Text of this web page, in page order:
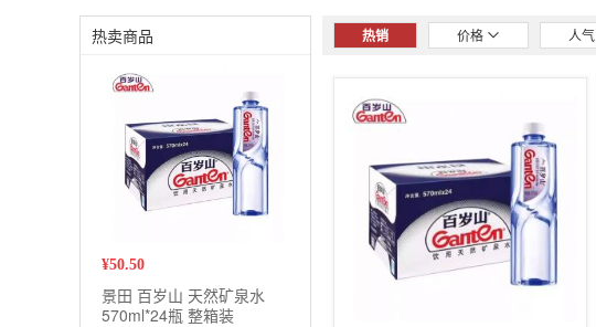
热卖商品
¥50.50
景田 百岁山 天然矿泉水
570ml*24瓶 整箱装
热销 价格 人气